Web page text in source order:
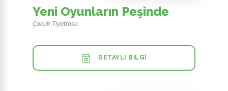
Yeni Oyunların Peşinde
Çocuk Tiyatrosu
DETAYLI BILGI